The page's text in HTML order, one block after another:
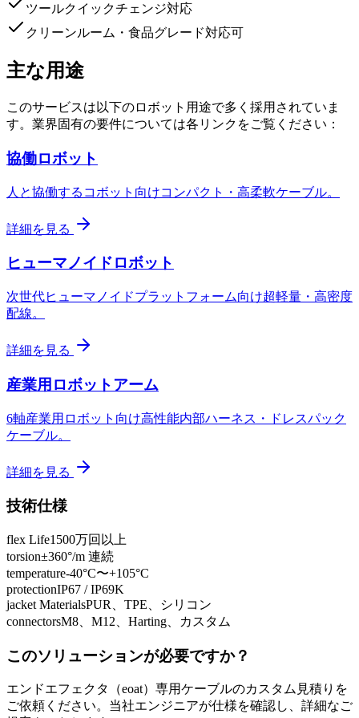
ツールクイックチェンジ対応
クリーンルーム・食品グレード対応可
主な用途
このサービスは以下のロボット用途で多く採用されていま
す。業界固有の要件については各リンクをご覧ください：
協働ロボット
人と協働するコボット向けコンパクト・高柔軟ケーブル。
詳細を見る
ヒューマノイドロボット
次世代ヒューマノイドプラットフォーム向け超軽量・高密度
配線。
詳細を見る
産業用ロボットアーム
6軸産業用ロボット向け高性能内部ハーネス・ドレスパック
ケーブル。
詳細を見る
技術仕様
flex Life1500万回以上
torsion±360°/m 連続
temperature-40°C〜+105°C
protectionIP67 / IP69K
jacket MaterialsPUR、TPE、シリコン
connectorsM8、M12、Harting、カスタム
このソリューションが必要ですか？
エンドエフェクタ（eoat）専用ケーブルのカスタム見積りを
ご依頼ください。当社エンジニアが仕様を確認し、詳細なご